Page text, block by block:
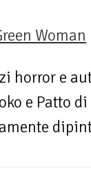
Woman
horror e
e Patto